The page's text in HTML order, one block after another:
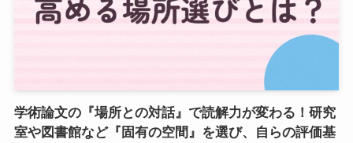
学術論文の『場所との対話』で読解力が変わる！研究
室や図書館など『固有の空間』を選び、自らの評価基